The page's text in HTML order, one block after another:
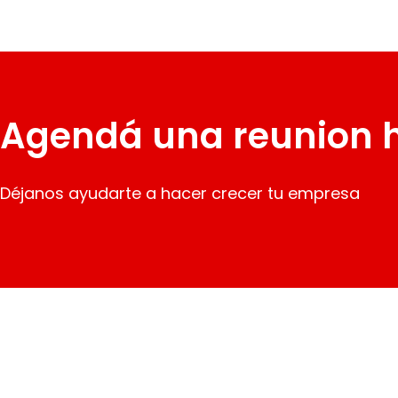
Agendá una reunion
Déjanos ayudarte a hacer crecer tu empresa